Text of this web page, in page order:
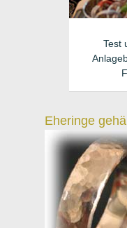
Test
Eheringe